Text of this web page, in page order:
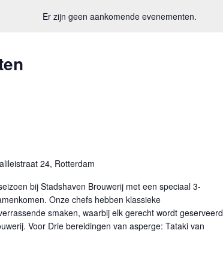
Er zijn geen aankomende evenementen.
24, Rotterdam
bij Stadshaven Brouwerij met een speciaal 3-
Onze chefs hebben klassieke
smaken, waarbij elk gerecht wordt geserveerd
Voor Drie bereidingen van asperge: Tataki van